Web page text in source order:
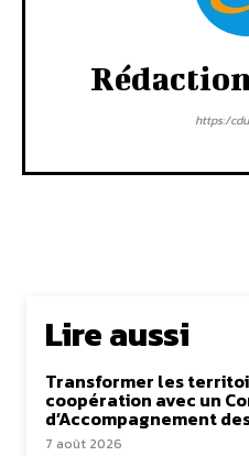
https:/
Lire aussi
Transformer les
coopération avec un
d’Accompagnement
7 août 2026